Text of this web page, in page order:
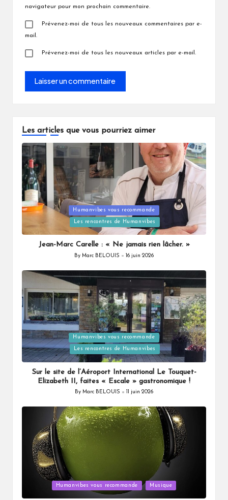
navigateur pour mon prochain commentaire.
Prévenez-moi de tous les nouveaux commentaires par e-
mail.
Prévenez-moi de tous les nouveaux articles par e-mail.
Les articles que vous pourriez aimer
Posted
Humanvibes vous recommande
Les rencontres de Humanvibes
Jean-Marc Carelle : « Ne jamais rien lâcher. »
Posted
By Marc BELOUIS 16 juin 2026
Posted
in
Humanvibes vous recommande
Les rencontres de Humanvibes
Sur le site de l’Aéroport International Le Touquet-
Elizabeth II, faites « Escale » gastronomique !
Posted
By Marc BELOUIS 11 juin 2026
Humanvibes vous recommande Musique